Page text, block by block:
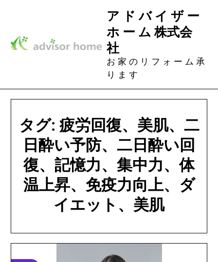
ア ド バ イ ザ ー
ホ ー ム 株式会
社
お 家 の リ フ ォ ー ム 承
り ま す
タグ: 疲労回復、美肌、二
日酔い予防、二日酔い回
復、記憶力、集中力、体
温上昇、免疫力向上、ダ
イエット、美肌